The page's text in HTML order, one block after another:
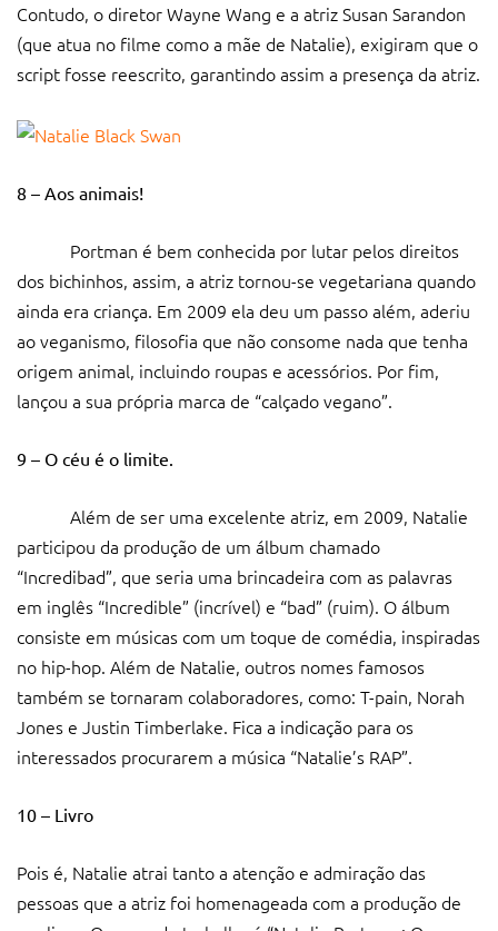
Contudo, o diretor Wayne Wang e a atriz Susan Sarandon
(que atua no filme como a mãe de Natalie), exigiram que o
script fosse reescrito, garantindo assim a presença da atriz.
8 – Aos animais!
Portman é bem conhecida por lutar pelos direitos
dos bichinhos, assim, a atriz tornou-se vegetariana quando
ainda era criança. Em 2009 ela deu um passo além, aderiu
ao veganismo, filosofia que não consome nada que tenha
origem animal, incluindo roupas e acessórios. Por fim,
lançou a sua própria marca de “calçado vegano”.
9 – O céu é o limite.
Além de ser uma excelente atriz, em 2009, Natalie
participou da produção de um álbum chamado
“Incredibad”, que seria uma brincadeira com as palavras
em inglês “Incredible” (incrível) e “bad” (ruim). O álbum
consiste em músicas com um toque de comédia, inspiradas
no hip-hop. Além de Natalie, outros nomes famosos
também se tornaram colaboradores, como: T-pain, Norah
Jones e Justin Timberlake. Fica a indicação para os
interessados procurarem a música “Natalie’s RAP”.
10 – Livro
Pois é, Natalie atrai tanto a atenção e admiração das
pessoas que a atriz foi homenageada com a produção de